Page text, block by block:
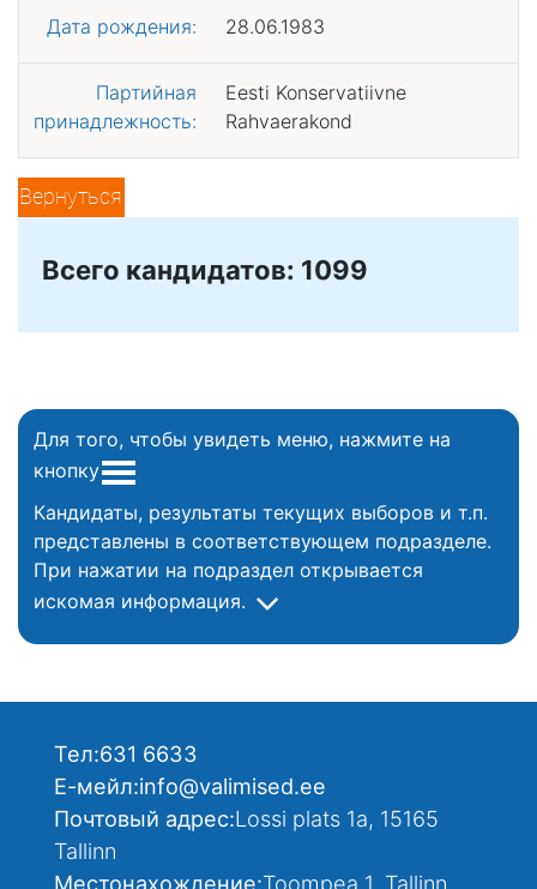
Дата рождения: 28.06.1983
Партийная
принадлежность:
Eesti Konservatiivne
Rahvaerakond
Вернуться
Всего кандидатов: 1099
Для того, чтобы увидеть меню, нажмите на
кнопку
Кандидаты, результаты текущих выборов и т.п.
представлены в соответствующем подразделе.
При нажатии на подраздел открывается
искомая информация.
Тел:631 6633
Е-мейл:info@valimised.ee
Почтовый адрес:Lossi plats 1a, 15165
Tallinn
Местонахождение:Toompea 1, Tallinn